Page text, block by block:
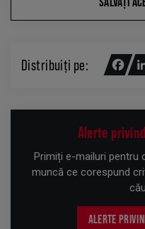
Distribuiți pe:
Alerte
Primiți e-mailuri pentru
muncă ce corespund
ALERTE